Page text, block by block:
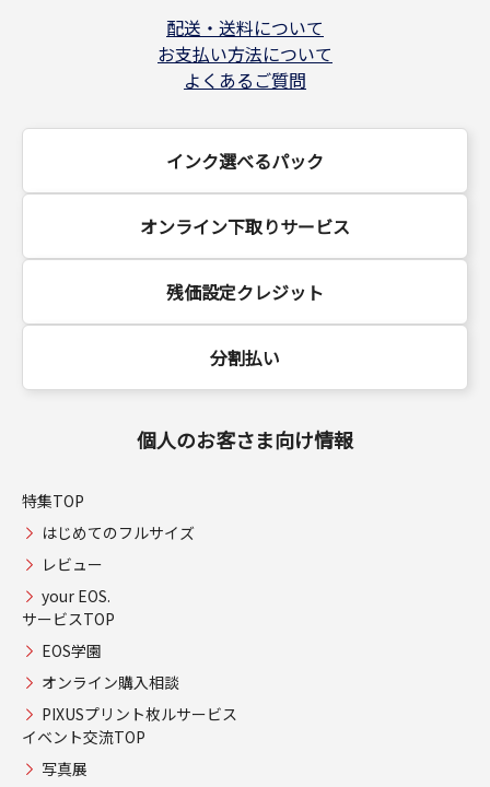
配送・送料について
お支払い方法について
よくあるご質問
インク選べるパック
オンライン下取りサービス
残価設定クレジット
分割払い
個人のお客さま向け情報
特集TOP
はじめてのフルサイズ
レビュー
your EOS.
サービスTOP
EOS学園
オンライン購入相談
PIXUSプリント枚ルサービス
イベント交流TOP
写真展